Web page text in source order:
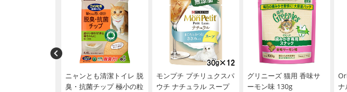
ニャンとも清潔トイレ 脱
臭・抗菌チップ 極小の粒
モンプチ プチリュクスパ
ウチ ナチュラル スープ
グリニーズ 猫用 香味サ
ーモン味 130g
ナ